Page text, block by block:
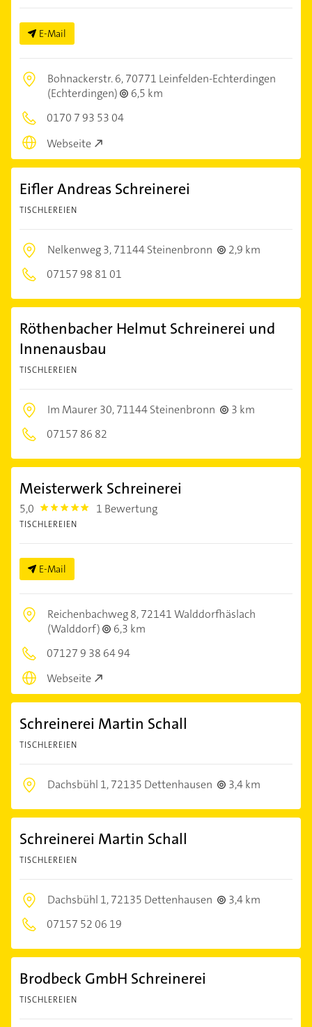
E-Mail
Bohnackerstr. 6,70771 Leinfelden-Echterdingen
(Echterdingen)
6,5 km
0170 7 93 53 04
Webseite
Eifler Andreas Schreinerei
TISCHLEREIEN
Nelkenweg 3,71144 Steinenbronn
2,9 km
07157 98 81 01
Röthenbacher Helmut Schreinerei und
Innenausbau
TISCHLEREIEN
Im Maurer 30,71144 Steinenbronn
3 km
07157 86 82
Meisterwerk Schreinerei
5,0 5.0 1 Bewertung
TISCHLEREIEN
E-Mail
Reichenbachweg 8,72141 Walddorfhäslach
(Walddorf)
6,3 km
07127 9 38 64 94
Webseite
Schreinerei Martin Schall
TISCHLEREIEN
Dachsbühl 1,72135 Dettenhausen 3,4 km
Schreinerei Martin Schall
TISCHLEREIEN
Dachsbühl 1,72135 Dettenhausen
3,4 km
07157 52 06 19
Brodbeck GmbH Schreinerei
TISCHLEREIEN